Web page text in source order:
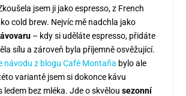
jsem ji jako espresso, z French
cold brew. Nejvíc mě nadchla jako
– kdy si uděláte espresso, přidáte
sílu a zároveň byla příjemně osvěžující.
návodu z blogu Café Montaña bylo ale
variantě jsem si dokonce kávu
ledem bez mléka. Jde o skvělousezonní